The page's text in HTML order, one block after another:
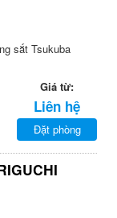
sắt Tsukuba
Giá từ:
Liên hệ
Đặt phòng